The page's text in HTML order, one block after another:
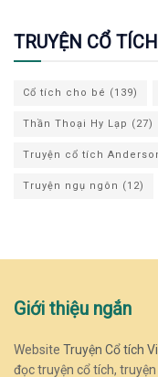
TRUYỆN CỔ
Cổ tích cho bé (139)
Thần Thoại Hy Lạp (27)
Truyện cổ tích
Truyện ngụ ngôn (12)
Giới thiệu ngắn
Website Truyện Cổ tích
đọc truyện cổ tích,